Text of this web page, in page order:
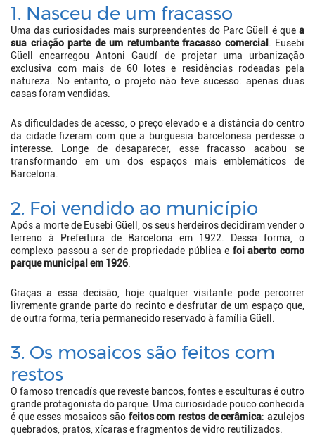
1. Nasceu de um fracasso
Uma das curiosidades mais surpreendentes do Parc Güell é que a
sua criação parte de um retumbante fracasso comercial
. Eusebi
Güell encarregou Antoni Gaudí de projetar uma urbanização
exclusiva com mais de 60 lotes e residências rodeadas pela
natureza. No entanto, o projeto não teve sucesso: apenas duas
casas foram vendidas.
As dificuldades de acesso, o preço elevado e a distância do centro
da cidade fizeram com que a burguesia barcelonesa perdesse o
interesse. Longe de desaparecer, esse fracasso acabou se
transformando em um dos espaços mais emblemáticos de
Barcelona.
2. Foi vendido ao município
Após a morte de Eusebi Güell, os seus herdeiros decidiram vender o
terreno à Prefeitura de Barcelona em 1922. Dessa forma, o
complexo passou a ser de propriedade pública e foi aberto como
parque municipal em 1926
Graças a essa decisão, hoje qualquer visitante pode percorrer
livremente grande parte do recinto e desfrutar de um espaço que,
de outra forma, teria permanecido reservado à família Güell.
3. Os mosaicos são feitos com
restos
O famoso trencadís que reveste bancos, fontes e esculturas é outro
grande protagonista do parque. Uma curiosidade pouco conhecida
é que esses mosaicos são feitos com restos de cerâmica: azulejos
quebrados, pratos, xícaras e fragmentos de vidro reutilizados.